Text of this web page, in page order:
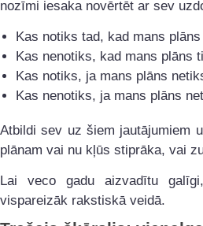
nozīmi iesaka novērtēt ar sev
Kas notiks tad, kad mans
Kas nenotiks, kad mans plāns
Kas notiks, ja mans plāns
Kas nenotiks, ja mans plāns
Atbildi sev uz šiem jautājumiem
plānam vai nu kļūs stiprāka, vai
Lai veco gadu aizvadītu
vispareizāk rakstiskā veidā.